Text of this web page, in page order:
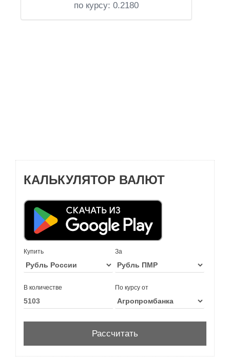
по курсу: 0.2180
КАЛЬКУЛЯТОР ВАЛЮТ
Купить За
В количестве По курсу от